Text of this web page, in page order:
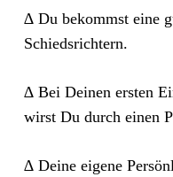
∆ Du bekommst eine
Schiedsrichtern.
∆ Bei Deinen ersten
wirst Du durch einen
∆ Deine eigene